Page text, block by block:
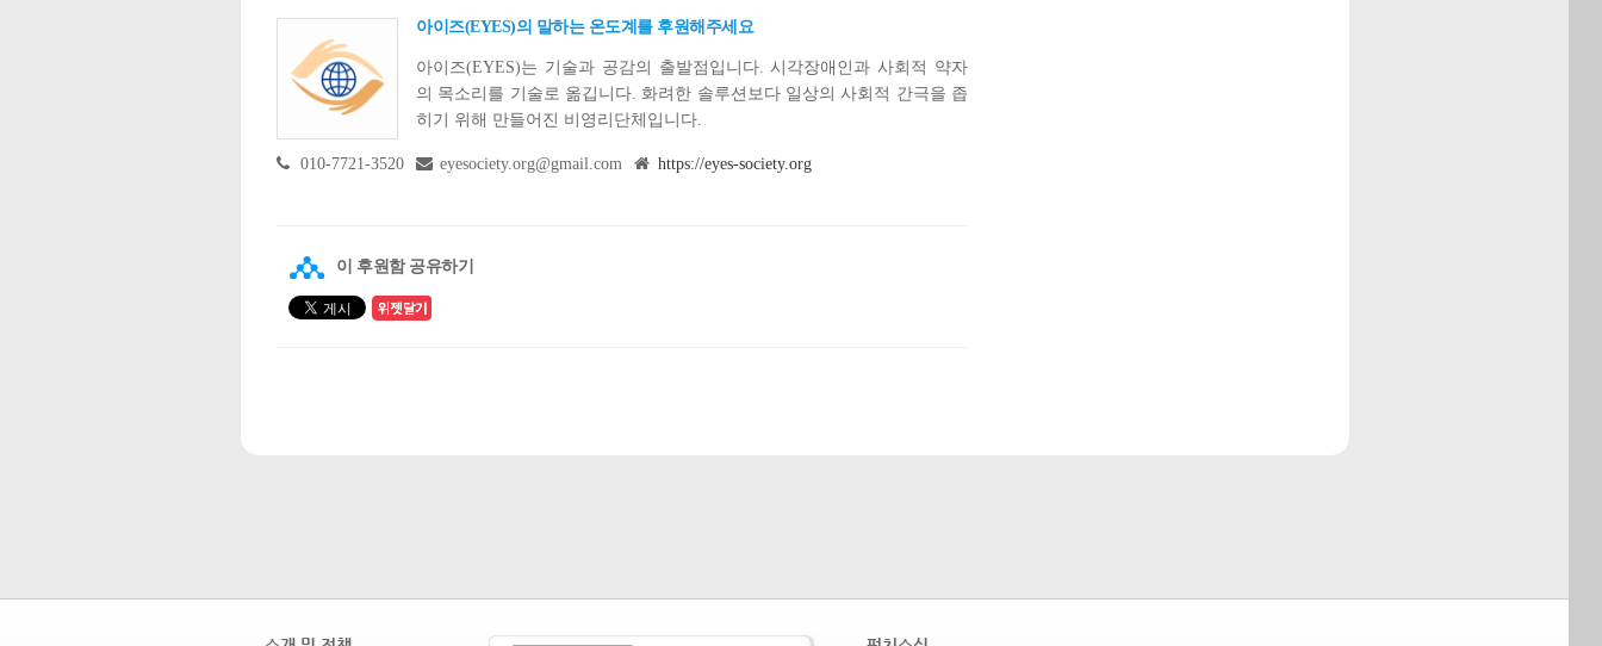
아이즈(EYES)의 말하는 온도계를 후원해주세요
아이즈(EYES)는 기술과 공감의 출발점입니다. 시각장애인과 사회적 약자
의 목소리를 기술로 옮깁니다. 화려한 솔루션보다 일상의 사회적 간극을 좁
히기 위해 만들어진 비영리단체입니다.
010-7721-3520 eyesociety.org@gmail.com https://eyes-society.org
이 후원함 공유하기